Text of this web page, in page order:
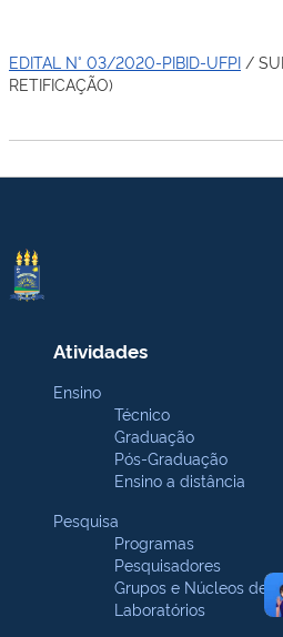
EDITAL N° 03/2020-PIBID-UFPI /
RETIFICAÇÃO)
Atividades
Ensino
Técnico
Graduação
Pós-Graduação
Ensino a distância
Pesquisa
Programas
Pesquisadores
Grupos e Núcleos de
Laboratórios